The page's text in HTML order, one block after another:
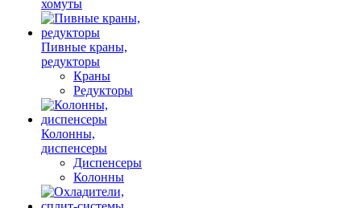
хомуты
Пивные краны,
редукторы
Краны
Редукторы
Колонны,
диспенсеры
Диспенсеры
Колонны